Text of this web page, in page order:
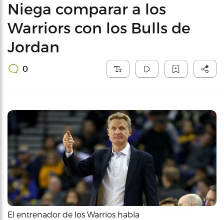
Niega comparar a los
Warriors con los Bulls de
Jordan
0
El entrenador de los Warrios habla